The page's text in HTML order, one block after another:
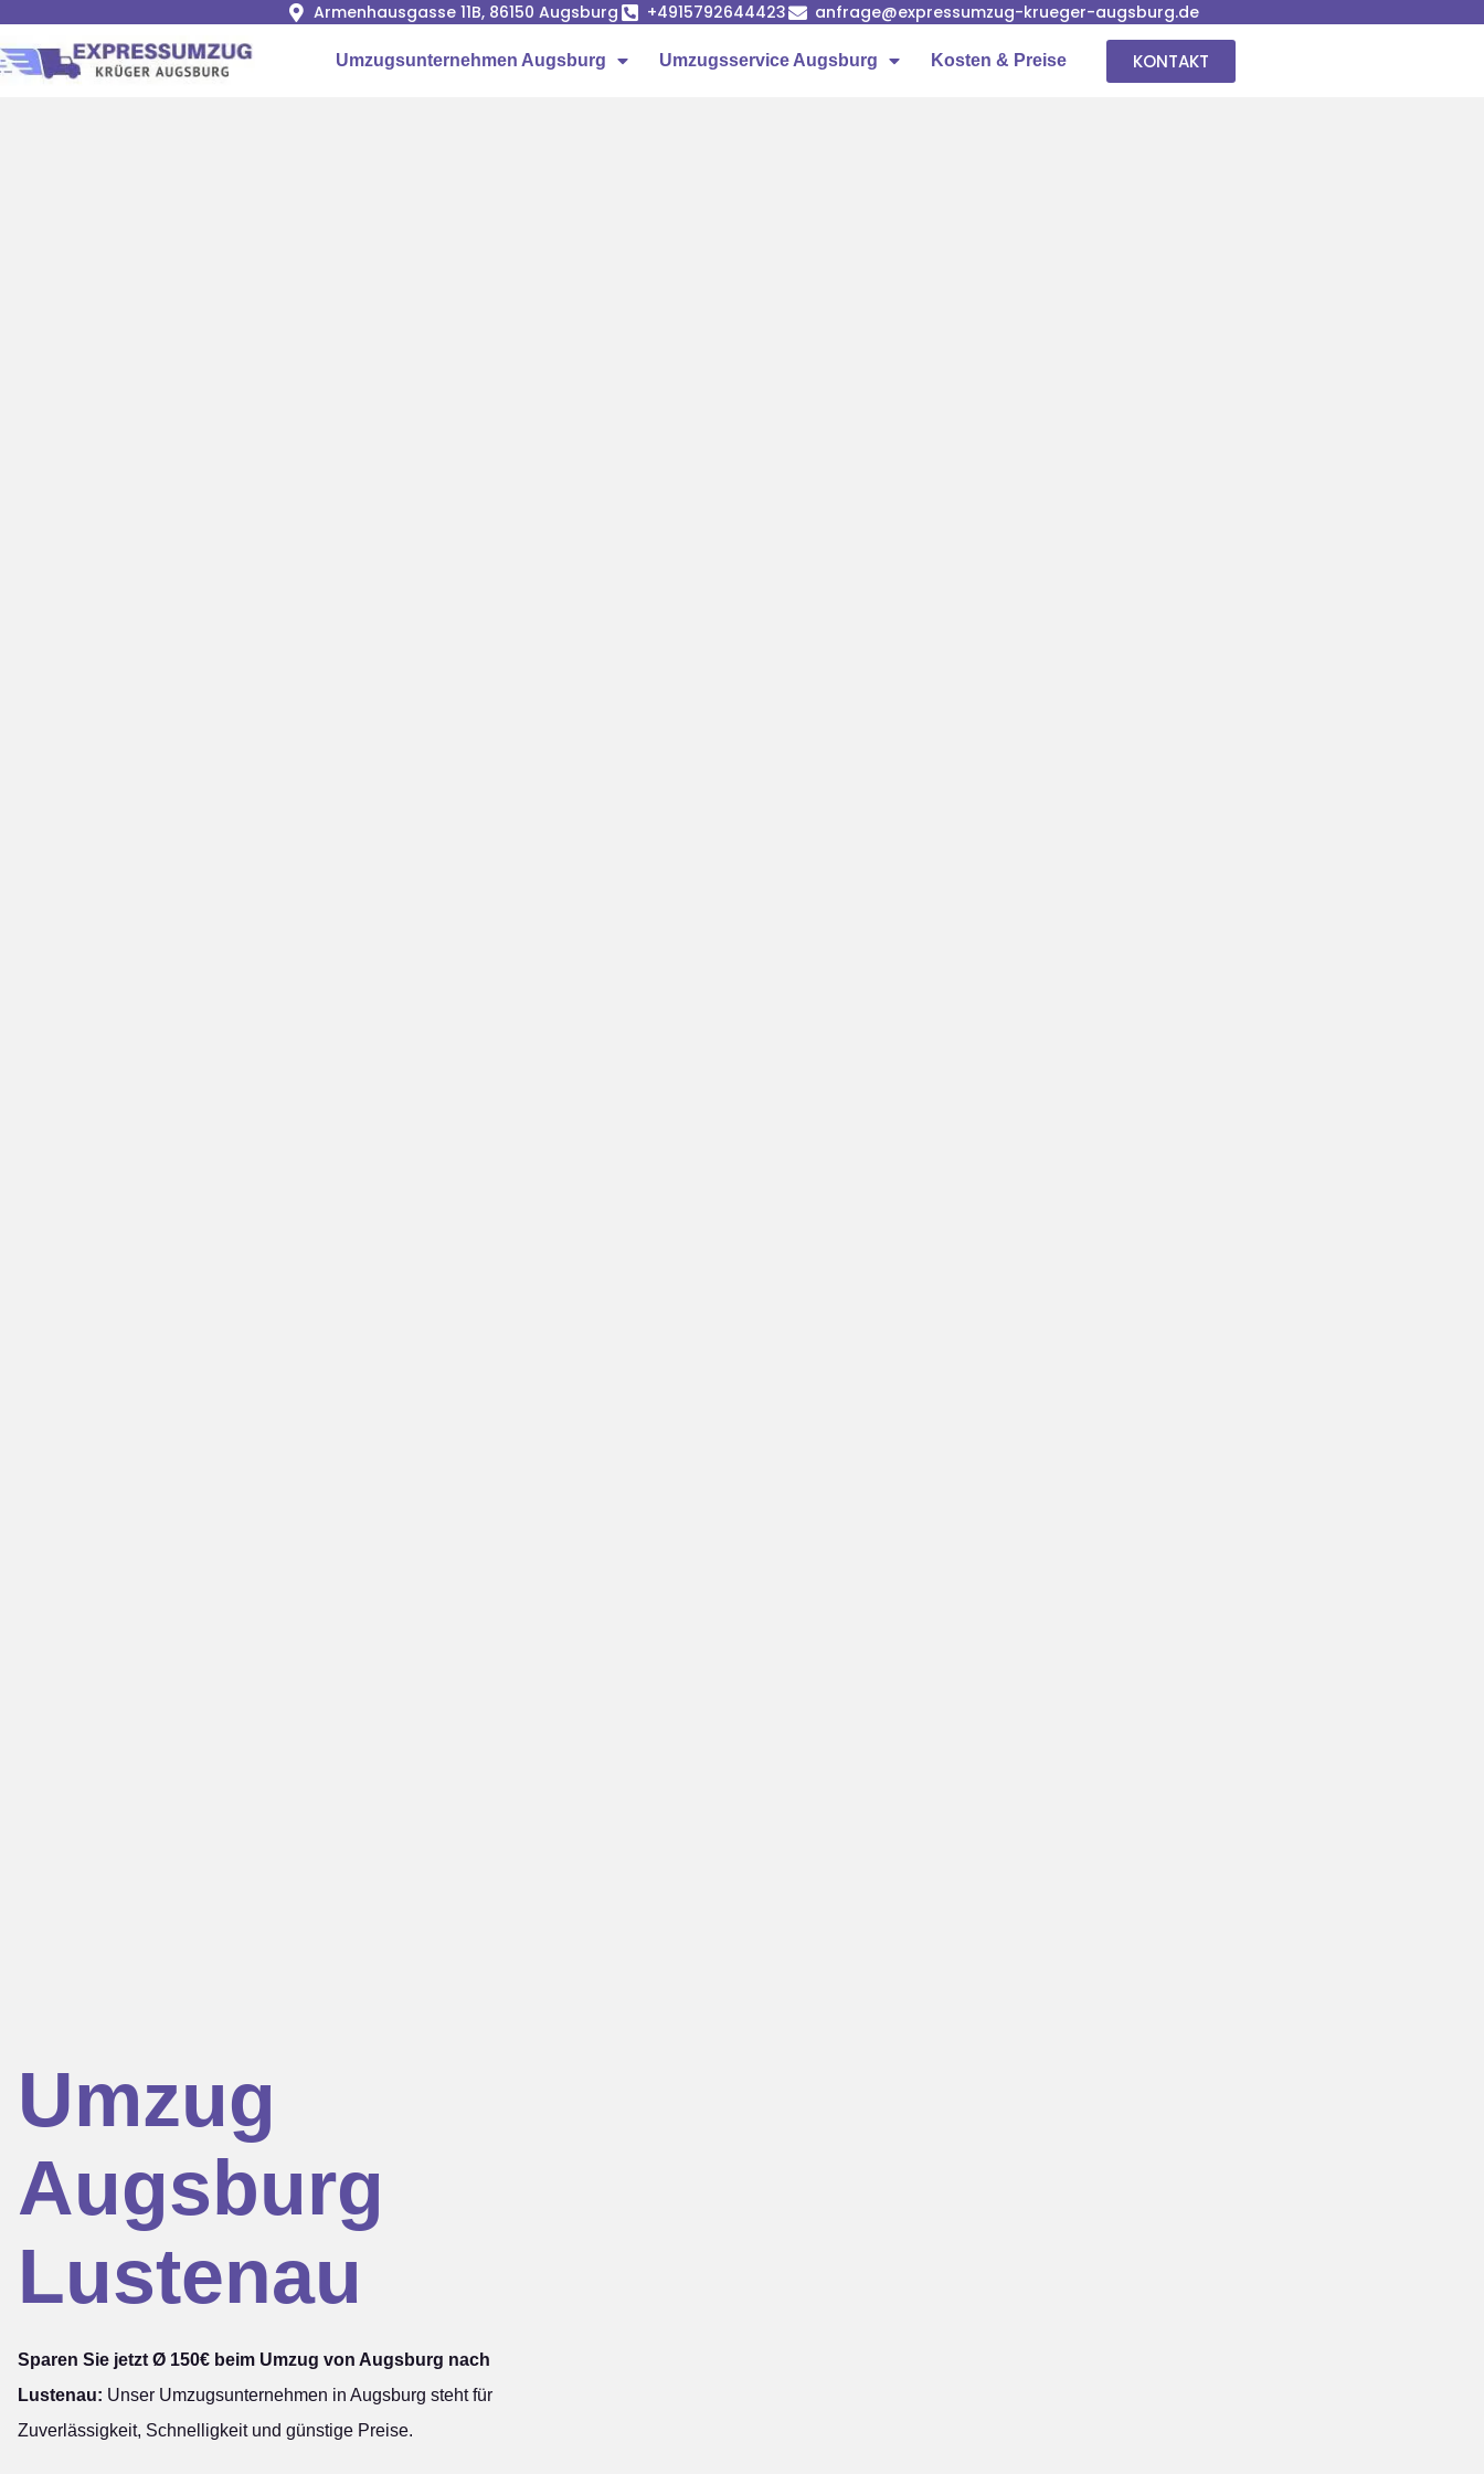
Armenhausgasse 11B, 86150 Augsburg +4915792644423 anfrage@expressumzug-krueger-augsburg.de
Umzugsunternehmen Augsburg Umzugsservice Augsburg Kosten & Preise KONTAKT
Umzug
Augsburg
Lustenau
Sparen Sie jetzt Ø 150€ beim Umzug von Augsburg nach
Lustenau: Unser Umzugsunternehmen in Augsburg steht für
Zuverlässigkeit, Schnelligkeit und günstige Preise.